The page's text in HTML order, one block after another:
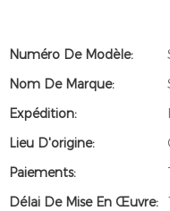
Numéro De Modèle:
Nom De Marque:
Expédition:
Lieu D'origine:
Paiements:
Délai De Mise En Œuvre: